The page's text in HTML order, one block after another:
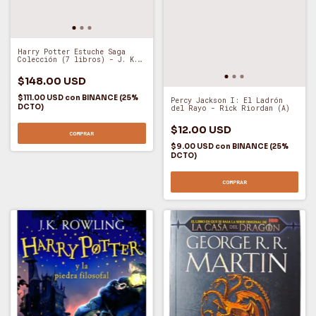
Harry Potter Estuche Saga
Colección (7 libros) - J. K.
$148.00 USD
$111.00 USD con BINANCE (25%
DCTO)
COMPRAR
Percy Jackson I: El Ladrón
del Rayo - Rick Riordan (A)
$12.00 USD
$9.00 USD con BINANCE (25%
DCTO)
COMPRAR